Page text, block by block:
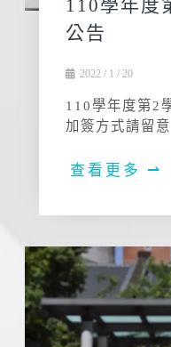
110學年度
公告
2022 / 1 / 20
110學年度第2
加簽方式請留意
查看更多 ⇀